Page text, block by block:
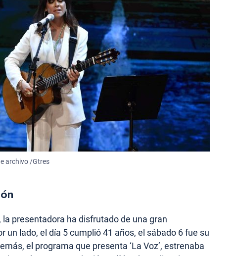
archivo /Gtres
la presentadora ha disfrutado de una gran
un lado, el día 5 cumplió 41 años, el sábado 6 fue su
el programa que presenta ‘La Voz’, estrenaba